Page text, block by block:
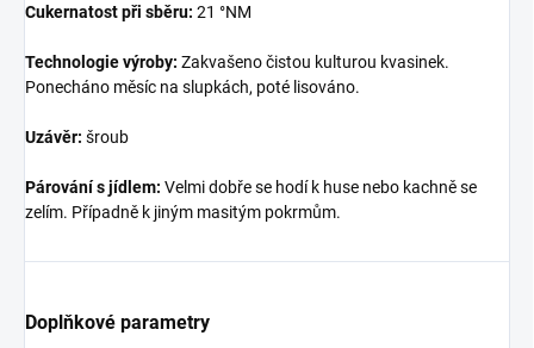
Cukernatost při sběru: 21 °NM
Technologie výroby: Zakvašeno čistou kulturou kvasinek.
Ponecháno měsíc na slupkách, poté lisováno.
Uzávěr: šroub
Párování s jídlem: Velmi dobře se hodí k huse nebo kachně se
zelím. Případně k jiným masitým pokrmům.
Doplňkové parametry